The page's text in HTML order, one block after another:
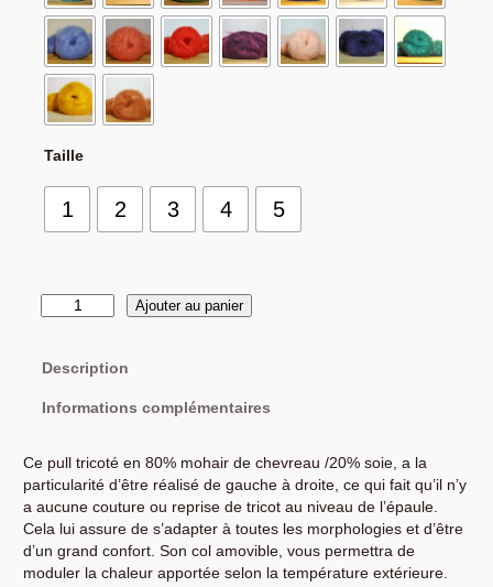
Taille
1 2 3 4 5
n
i
é
d
e
P
u
l
Ajouter au panier
Description
Informations complémentaires
Ce pull tricoté en 80% mohair de chevreau /20% soie, a la
particularité d’être réalisé de gauche à droite, ce qui fait qu’il n’y
a aucune couture ou reprise de tricot au niveau de l’épaule.
Cela lui assure de s’adapter à toutes les morphologies et d’être
d’un grand confort. Son col amovible, vous permettra de
moduler la chaleur apportée selon la température extérieure.